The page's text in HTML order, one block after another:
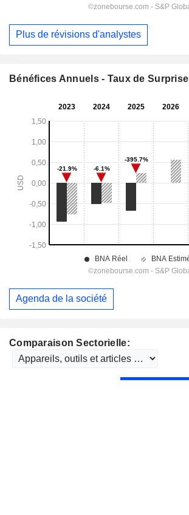
Comparaison Sectorielle:
Plus de révisions d'analystes
Bénéfices Annuels - Taux de Surprise
Agenda de la société